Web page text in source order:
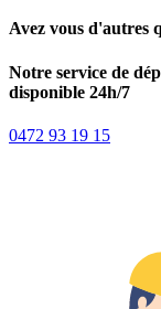
Avez vous d'autres
Notre service de
disponible 24h/7
0472 93 19 15